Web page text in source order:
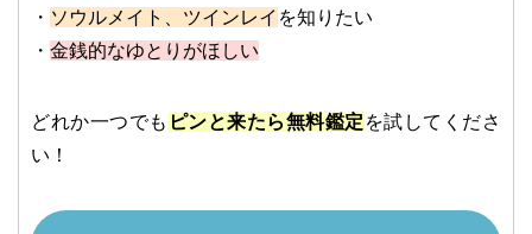
・ ソウルメイト、ツインレイ を知りたい
・ 金銭的なゆとりがほしい
どれか一つでも ピンと来たら無料鑑定 を試してくださ
い！